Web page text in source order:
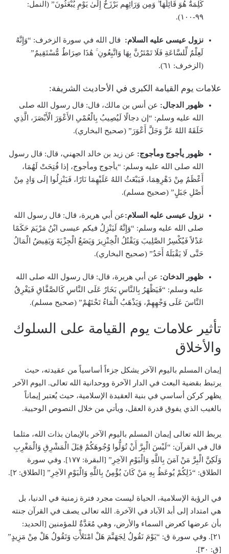
كَلِمَةٌ هُوَ قَائِلُهَا ۖ وَمِن وَرَائِهِم بَرْزَخٌ إِلَىٰ يَوْمِ يُبْعَثُونَ” (النمل:
٩٩-١٠٠).
نزول عيسى عليه السلام: قال الله في سورة الزخرف: “وَإِنَّهُ
لَعِلْمٌ لِّلسَّاعَةِ فَلَا تَمْتَرُنَّ بِهَا وَاتَّبِعُونِ ۚ هَٰذَا صِرَاطٌ مُّسْتَقِيمٌ”
(الزخرف: ٦١).
علامات يوم القيامة الكبرى في الأحاديث الشريفة:
ظهور الدجال: عن أنس بن مالك، قال: قال رسول الله صلى
الله عليه وسلم: “إن دجالًا لَيُصِيبُ بِالْعُمْىِ الأَعْوَرَ الْأَبْصَرَ، الَّذِي
خَلَقَهُ اللهُ عَزَّ وَجَلَّ أَعْوَرَ” (صحيح البخاري).
ظهور يأجوج ومأجوج: عن زيد بن خالد الجهني، قال: قال رسول
الله صلى الله عليه وسلم: “يأجوج ومأجوج، إذا فُتِحَتْ لَهُمَا،
أَعْظَمُ مِنْ دَهْرِهِمَا، فَيَبْعَثُ اللهُ عَلَيْهِمَا نَارًا، فَيَنْزِلُوا إلَى وَادٍ مِنْ
أَصْلِ جَبَلٍ” (صحيح مسلم).
نزول عيسى عليه السلام:عن أبي هريرة، قال: قال رسول الله
صلى الله عليه وسلم: “وَإِنَّهُ لَيَنْزِلُ فيكم عيسى ابْنُ مَرْيَمَ حَكَمًا
عَدْلاً فَيُكْسِرُ الصَّلِيبَ وَيَقْتُلُ الْخِنْزِيرَ وَيَضَعُ الْجِزْيَةَ وَيَفِيضُ الْمَالُ
حَتَّى لَا يَقْبَلَهُ أَحَدٌ” (صحيح البخاري).
ظهور الدخان: عن أبي هريرة، قال: قال رسول الله صلى الله
عليه وسلم: “فَيَظْهَرُ بِالنَّاسِ بَخَارٌ عَلَى النَّاسِ كَالصَّفَّاقِ فَيَغْرِقُ
النَّاسَ عَلَى وَجْهِهِمْ، وَيَذْهَبُ الْمَاءُ تَحْتَهُمْ” (صحيح مسلم).
تأثير علامات يوم القيامة على السلوك
والأخلاق
إيمان المسلم باليوم الآخر يشكل جزءاً أساسياً من عقيدته، حيث
يرتبط بقضية البعث في الدار الآخرة ووحدانية الله تعالى. اليوم الآخر
يظهر كركن أساسي في بنية العقيدة الإسلامية، حيث يُعتبر إيماناً
بالغيب الذي يفوق قدرة العقل، ويأتي من خلال النصوص الوحيية.
يربط الله تعالى إيمان المسلم باليوم الآخر بالإيمان بذات الله، مثلما
قال في القرآن: “لَيْسَ الْبِرَّ أَنْ تُوَلُّوا وُجُوهَكُمْ قِبَلَ الْمَشْرِقِ وَالْمَغْرِبِ
وَلَكِنَّ الْبِرَّ مَنْ آمَنَ بِاللَّهِ وَالْيَوْمِ الآخِرِ” [البقرة: ١٧٧]. وفي سورة
الطلاق: “ذَلِكُمْ يُوعَظُ بِهِ مَنْ كَانَ يُؤْمِنُ بِاللَّهِ وَالْيَوْمِ الآخِرِ” [الطلاق: ٢].
في الرؤية الإسلامية، الحياة ليست مجرد فترة زمنية في الدنيا، بل
هي امتداد إلى أبد الآباد في الآخرة. الله تعالى يصف في القرآن جنته
بأن عرضها كعرض السماء والأرض، وهي مُعَدَّةٌ للمؤمنين [الحديد:
٢١]. وفي سورة ق: “يَوْمَ نَقُولُ لِجَهَنَّمَ هَلْ امْتَلأْتِ وَتَقُولُ هَلْ مِنْ مَزِيدٍ”
[ق: ٣٠].